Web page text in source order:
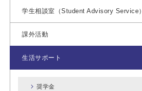
学生相談室（Student Advisory Service）
課外活動
生活サポート
奨学金